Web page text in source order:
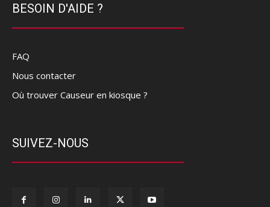
BESOIN D'AIDE ?
FAQ
Nous contacter
Où trouver Causeur en kiosque ?
SUIVEZ-NOUS